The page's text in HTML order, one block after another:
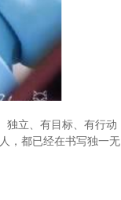
独立、有目标、有行动
，都已经在书写独一无